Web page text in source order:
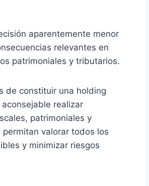
aparentemente menor
relevantes en
patrimoniales y tributarios.
de constituir una holding
realizar
patrimoniales y
permitan valorar todos los
y minimizar riesgos